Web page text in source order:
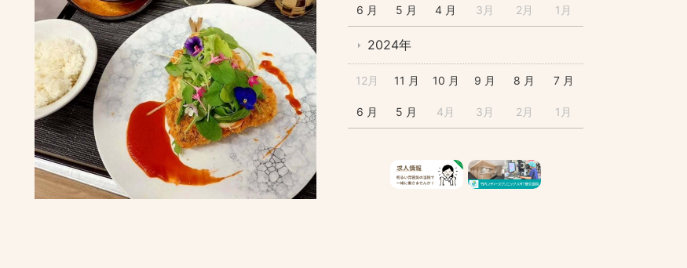
6 月 5 月 4 月 3月 2月 1月
2024年
12月 11 月 10 月 9 月 8 月 7 月
6 月 5 月 4月 3月 2月 1月